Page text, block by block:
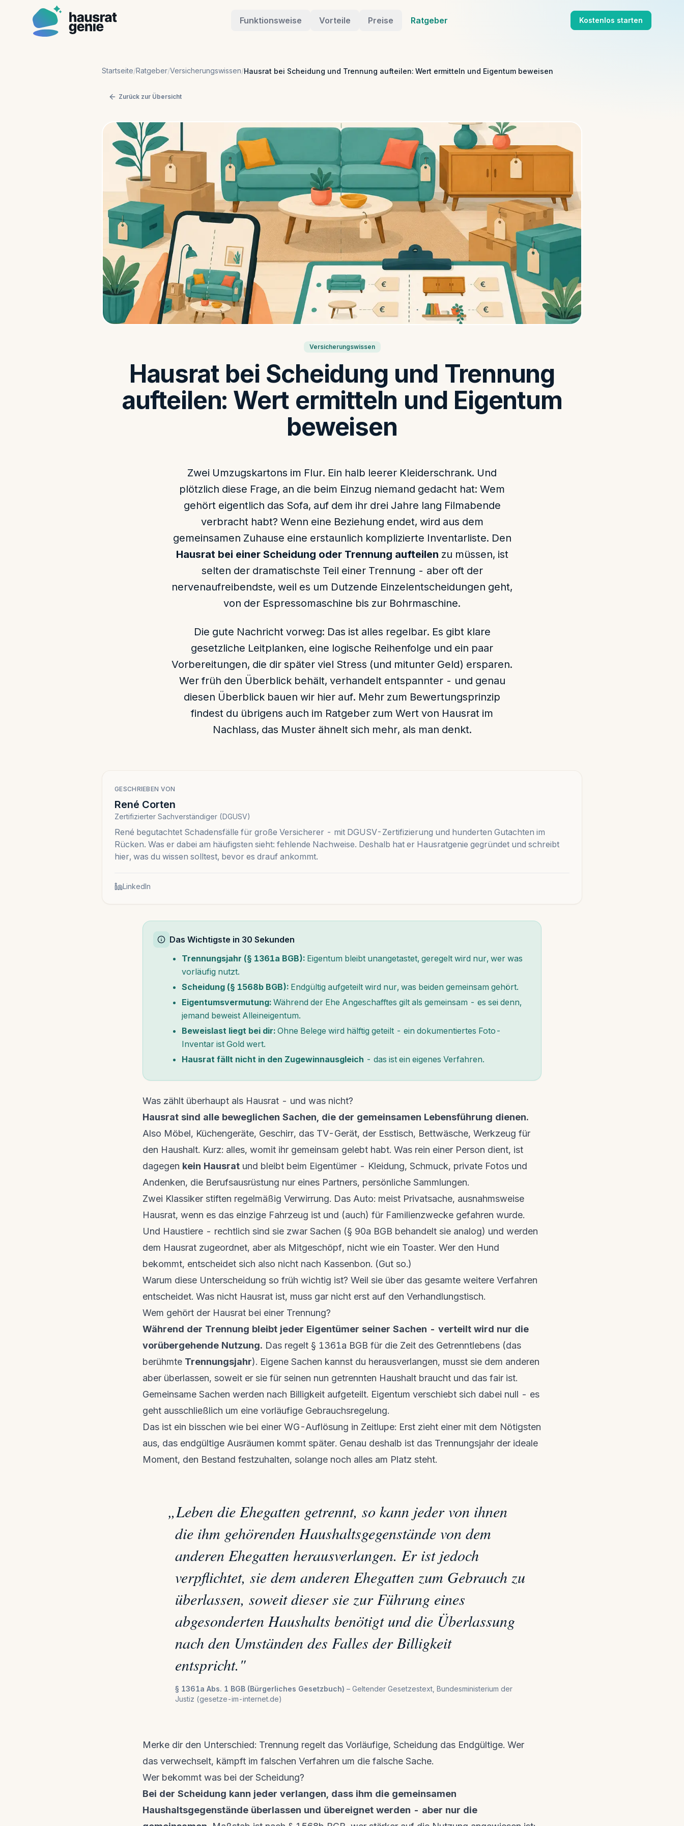
Funktionsweise Vorteile Preise Ratgeber Kostenlos starten
Startseite/Ratgeber/Versicherungswissen/Hausrat bei Scheidung und Trennung aufteilen: Wert ermitteln und Eigentum beweisen
Zurück zur Übersicht
Versicherungswissen
Hausrat bei Scheidung und Trennung
aufteilen: Wert ermitteln und Eigentum
beweisen
Zwei Umzugskartons im Flur. Ein halb leerer Kleiderschrank. Und
plötzlich diese Frage, an die beim Einzug niemand gedacht hat: Wem
gehört eigentlich das Sofa, auf dem ihr drei Jahre lang Filmabende
verbracht habt? Wenn eine Beziehung endet, wird aus dem
gemeinsamen Zuhause eine erstaunlich komplizierte Inventarliste. Den
Hausrat bei einer Scheidung oder Trennung aufteilen zu müssen, ist
selten der dramatischste Teil einer Trennung - aber oft der
nervenaufreibendste, weil es um Dutzende Einzelentscheidungen geht,
von der Espressomaschine bis zur Bohrmaschine.
Die gute Nachricht vorweg: Das ist alles regelbar. Es gibt klare
gesetzliche Leitplanken, eine logische Reihenfolge und ein paar
Vorbereitungen, die dir später viel Stress (und mitunter Geld) ersparen.
Wer früh den Überblick behält, verhandelt entspannter - und genau
diesen Überblick bauen wir hier auf. Mehr zum Bewertungsprinzip
findest du übrigens auch im Ratgeber zum Wert von Hausrat im
Nachlass, das Muster ähnelt sich mehr, als man denkt.
GESCHRIEBEN VON
René Corten
Zertifizierter Sachverständiger (DGUSV)
René begutachtet Schadensfälle für große Versicherer - mit DGUSV-Zertifizierung und hunderten Gutachten im
Rücken. Was er dabei am häufigsten sieht: fehlende Nachweise. Deshalb hat er Hausratgenie gegründet und schreibt
hier, was du wissen solltest, bevor es drauf ankommt.
LinkedIn
Das Wichtigste in 30 Sekunden
Trennungsjahr (§ 1361a BGB): Eigentum bleibt unangetastet, geregelt wird nur, wer was
vorläufig nutzt.
Scheidung (§ 1568b BGB): Endgültig aufgeteilt wird nur, was beiden gemeinsam gehört.
Eigentumsvermutung: Während der Ehe Angeschafftes gilt als gemeinsam - es sei denn,
jemand beweist Alleineigentum.
Beweislast liegt bei dir: Ohne Belege wird hälftig geteilt - ein dokumentiertes Foto-
Inventar ist Gold wert.
Hausrat fällt nicht in den Zugewinnausgleich - das ist ein eigenes Verfahren.
Was zählt überhaupt als Hausrat - und was nicht?
Hausrat sind alle beweglichen Sachen, die der gemeinsamen Lebensführung dienen.
Also Möbel, Küchengeräte, Geschirr, das TV-Gerät, der Esstisch, Bettwäsche, Werkzeug für
den Haushalt. Kurz: alles, womit ihr gemeinsam gelebt habt. Was rein einer Person dient, ist
dagegen kein Hausrat und bleibt beim Eigentümer - Kleidung, Schmuck, private Fotos und
Andenken, die Berufsausrüstung nur eines Partners, persönliche Sammlungen.
Zwei Klassiker stiften regelmäßig Verwirrung. Das Auto: meist Privatsache, ausnahmsweise
Hausrat, wenn es das einzige Fahrzeug ist und (auch) für Familienzwecke gefahren wurde.
Und Haustiere - rechtlich sind sie zwar Sachen (§ 90a BGB behandelt sie analog) und werden
dem Hausrat zugeordnet, aber als Mitgeschöpf, nicht wie ein Toaster. Wer den Hund
bekommt, entscheidet sich also nicht nach Kassenbon. (Gut so.)
Warum diese Unterscheidung so früh wichtig ist? Weil sie über das gesamte weitere Verfahren
entscheidet. Was nicht Hausrat ist, muss gar nicht erst auf den Verhandlungstisch.
Wem gehört der Hausrat bei einer Trennung?
Während der Trennung bleibt jeder Eigentümer seiner Sachen - verteilt wird nur die
vorübergehende Nutzung. Das regelt § 1361a BGB für die Zeit des Getrenntlebens (das
berühmte Trennungsjahr). Eigene Sachen kannst du herausverlangen, musst sie dem anderen
aber überlassen, soweit er sie für seinen nun getrennten Haushalt braucht und das fair ist.
Gemeinsame Sachen werden nach Billigkeit aufgeteilt. Eigentum verschiebt sich dabei null - es
geht ausschließlich um eine vorläufige Gebrauchsregelung.
Das ist ein bisschen wie bei einer WG-Auflösung in Zeitlupe: Erst zieht einer mit dem Nötigsten
aus, das endgültige Ausräumen kommt später. Genau deshalb ist das Trennungsjahr der ideale
Moment, den Bestand festzuhalten, solange noch alles am Platz steht.
„Leben die Ehegatten getrennt, so kann jeder von ihnen
die ihm gehörenden Haushaltsgegenstände von dem
anderen Ehegatten herausverlangen. Er ist jedoch
verpflichtet, sie dem anderen Ehegatten zum Gebrauch zu
überlassen, soweit dieser sie zur Führung eines
abgesonderten Haushalts benötigt und die Überlassung
nach den Umständen des Falles der Billigkeit
entspricht. "
§ 1361a Abs. 1 BGB (Bürgerliches Gesetzbuch) – Geltender Gesetzestext, Bundesministerium der
Justiz (gesetze-im-internet.de)
Merke dir den Unterschied: Trennung regelt das Vorläufige, Scheidung das Endgültige. Wer
das verwechselt, kämpft im falschen Verfahren um die falsche Sache.
Wer bekommt was bei der Scheidung?
Bei der Scheidung kann jeder verlangen, dass ihm die gemeinsamen
Haushaltsgegenstände überlassen und übereignet werden - aber nur die